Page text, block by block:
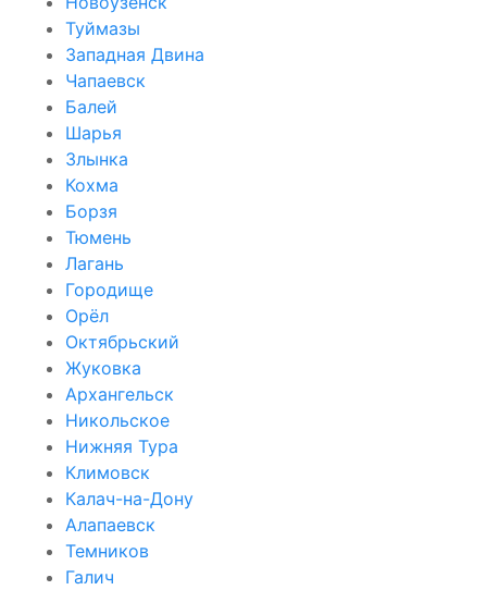
Туймазы
Западная Двина
Чапаевск
Балей
Шарья
Злынка
Кохма
Борзя
Тюмень
Лагань
Городище
Орёл
Октябрьский
Жуковка
Архангельск
Никольское
Нижняя Тура
Климовск
Калач-на-Дону
Алапаевск
Темников
Галич